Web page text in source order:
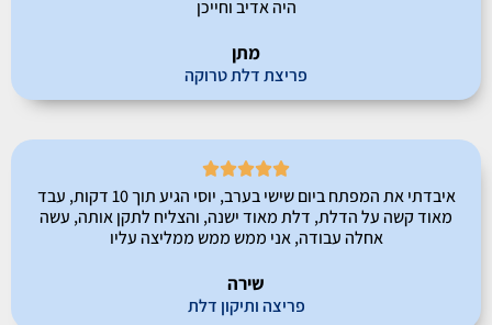
היה אדיב וחייכן
מתן
פריצת דלת טרוקה





איבדתי את המפתח ביום שישי בערב, יוסי הגיע תוך 10 דקות, עבד
מאוד קשה על הדלת, דלת מאוד ישנה, והצליח לתקן אותה, עשה
אחלה עבודה, אני ממש ממש ממליצה עליו
שירה
פריצה ותיקון דלת